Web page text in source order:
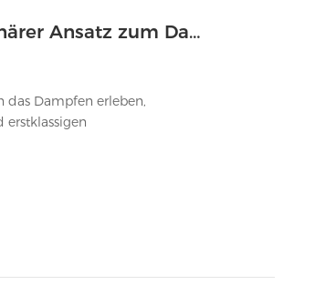
Das E Zigarette Pod System - Ein Revolutionärer Ansatz zum Dampfen
das Dampfen erleben,